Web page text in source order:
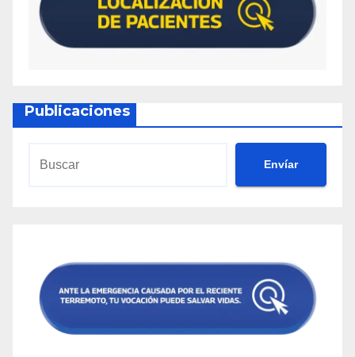
Publicaciones
Envíar